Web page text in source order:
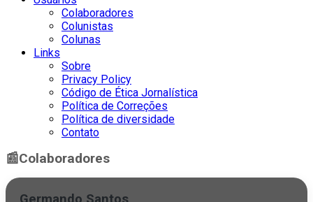
Colaboradores
Colunistas
Colunas
Links
Sobre
Privacy Policy
Código de Ética Jornalística
Política de Correções
Política de diversidade
Contato
📰Colaboradores
Germando Santos